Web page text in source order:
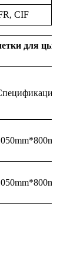
CIF
для цыплят-